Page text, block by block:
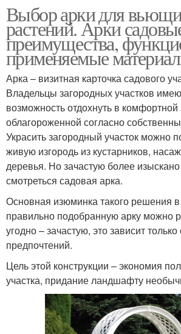
Выбор арки для
растений. Арки
преимущества,
применяемые
Арка – визитная карточка садового
Владельцы загородных участков
возможность отдохнуть в комфортной
облагороженной согласно
Украсить загородный участок можно
живую изгородь из кустарников,
деревья. Но зачастую более изыскано
смотреться садовая арка.
Основная изюминка такого решения в
правильно подобранную арку можно
угодно – зачастую, это зависит
предпочтений.
Цель этой конструкции – экономия
участка, придание ландшафту